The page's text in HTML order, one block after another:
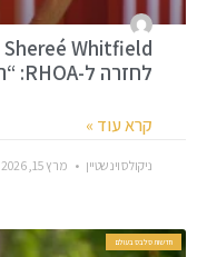
לחזרה ל-RHOA: “הכסף מדבר”
קרא עוד »
ניקולס וינשטיין מרץ 15, 2026
חדשות סלבס בעולם